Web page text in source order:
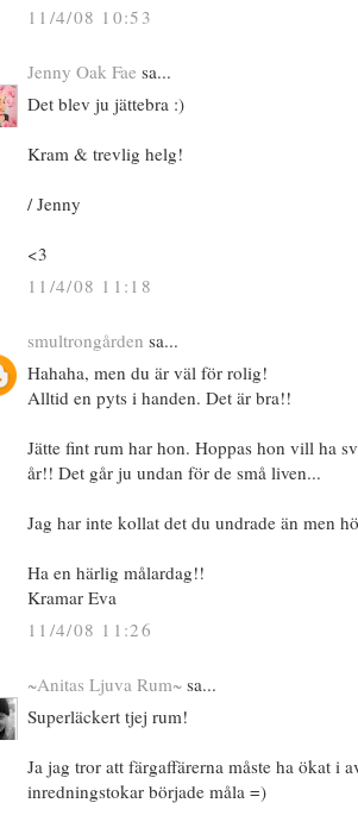
11/4/08 10:53
Jenny Oak Fae sa...
Det blev ju jättebra :)
Kram & trevlig helg!
/ Jenny
<3
11/4/08 11:18
smultrongården sa...
Hahaha, men du är väl för rolig!
Alltid en pyts i handen. Det är bra!!
Jätte fint rum har hon. Hoppas hon vill ha
år!! Det går ju undan för de små liven...
Jag har inte kollat det du undrade än men
Ha en härlig målardag!!
Kramar Eva
11/4/08 11:26
~Anitas Ljuva Rum~ sa...
Superläckert tjej rum!
Ja jag tror att färgaffärerna måste ha ökat i
inredningstokar började måla =)